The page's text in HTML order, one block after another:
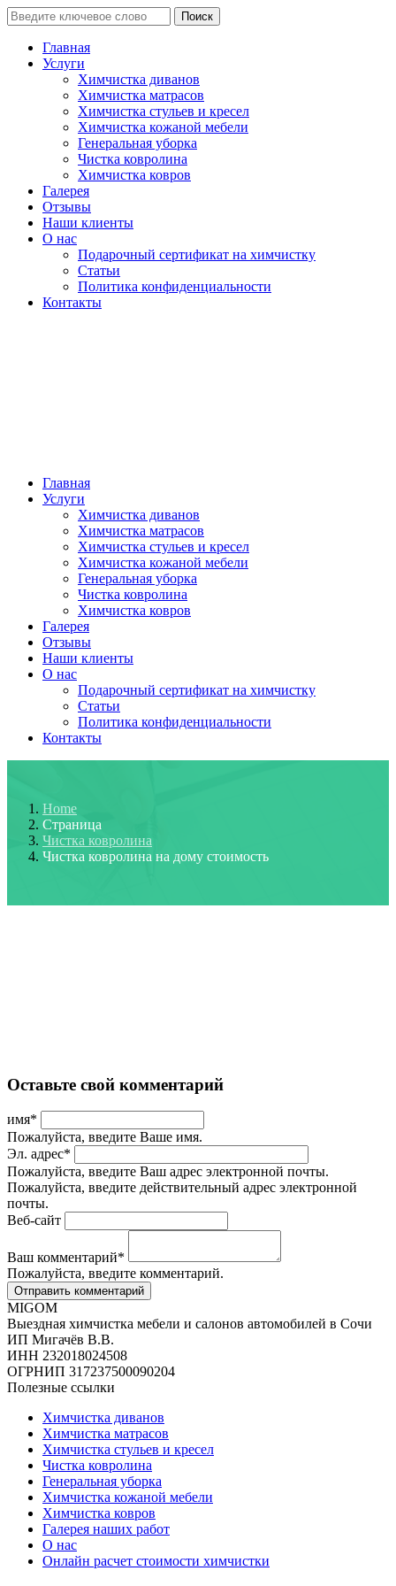
Поиск
Главная
Услуги
Химчистка диванов
Химчистка матрасов
Химчистка стульев и кресел
Химчистка кожаной мебели
Генеральная уборка
Чистка ковролина
Химчистка ковров
Галерея
Отзывы
Наши клиенты
О нас
Подарочный сертификат на химчистку
Статьи
Политика конфиденциальности
Контакты
Главная
Услуги
Химчистка диванов
Химчистка матрасов
Химчистка стульев и кресел
Химчистка кожаной мебели
Генеральная уборка
Чистка ковролина
Химчистка ковров
Галерея
Отзывы
Наши клиенты
О нас
Подарочный сертификат на химчистку
Статьи
Политика конфиденциальности
Контакты
Home
Страница
Чистка ковролина
Чистка ковролина на дому стоимость
Оставьте свой комментарий
имя*
Пожалуйста, введите Ваше имя.
Эл. адрес*
Пожалуйста, введите Ваш адрес электронной почты.
Пожалуйста, введите действительный адрес электронной
почты.
Веб-сайт
Ваш комментарий*
Пожалуйста, введите комментарий.
MIGOM
Выездная химчистка мебели и салонов автомобилей в Сочи
ИП Мигачёв В.В.
ИНН 232018024508
ОГРНИП 317237500090204
Полезные ссылки
Химчистка диванов
Химчистка матрасов
Химчистка стульев и кресел
Чистка ковролина
Генеральная уборка
Химчистка кожаной мебели
Химчистка ковров
Галерея наших работ
О нас
Онлайн расчет стоимости химчистки